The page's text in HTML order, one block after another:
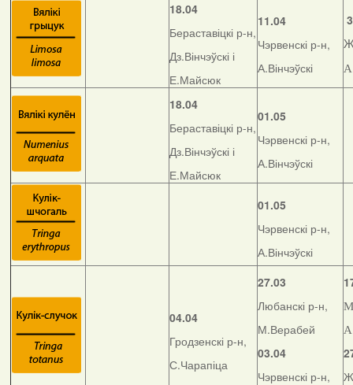
18.04
Бераставіцкі р-н,
Дз.Вінчэўскі і
Е.Майсюк
11.04
Чэрвенскі р-н,
А.Вінчэўскі
18.04
Бераставіцкі р-н,
Дз.Вінчэўскі і
Е.Майсюк
01.05
Чэрвенскі р-н,
А.Вінчэўскі
01.05
Чэрвенскі р-н,
А.Вінчэўскі
04.04
Гродзенскі р-н,
С.Чарапіца
27.03
Любанскі р-н,
М.Верабей
03.04
Чэрвенскі р-н,